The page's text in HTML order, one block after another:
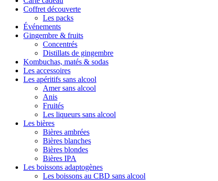
Coffret découverte
Les packs
Événements
Gingembre & fruits
Concentrés
Distillats de gingembre
Kombuchas, matés & sodas
Les accessoires
Les apéritifs sans alcool
Amer sans alcool
Anis
Fruités
Les liqueurs sans alcool
Les bières
Bières ambrées
Bières blanches
Bières blondes
Bières IPA
Les boissons adaptogènes
Les boissons au CBD sans alcool